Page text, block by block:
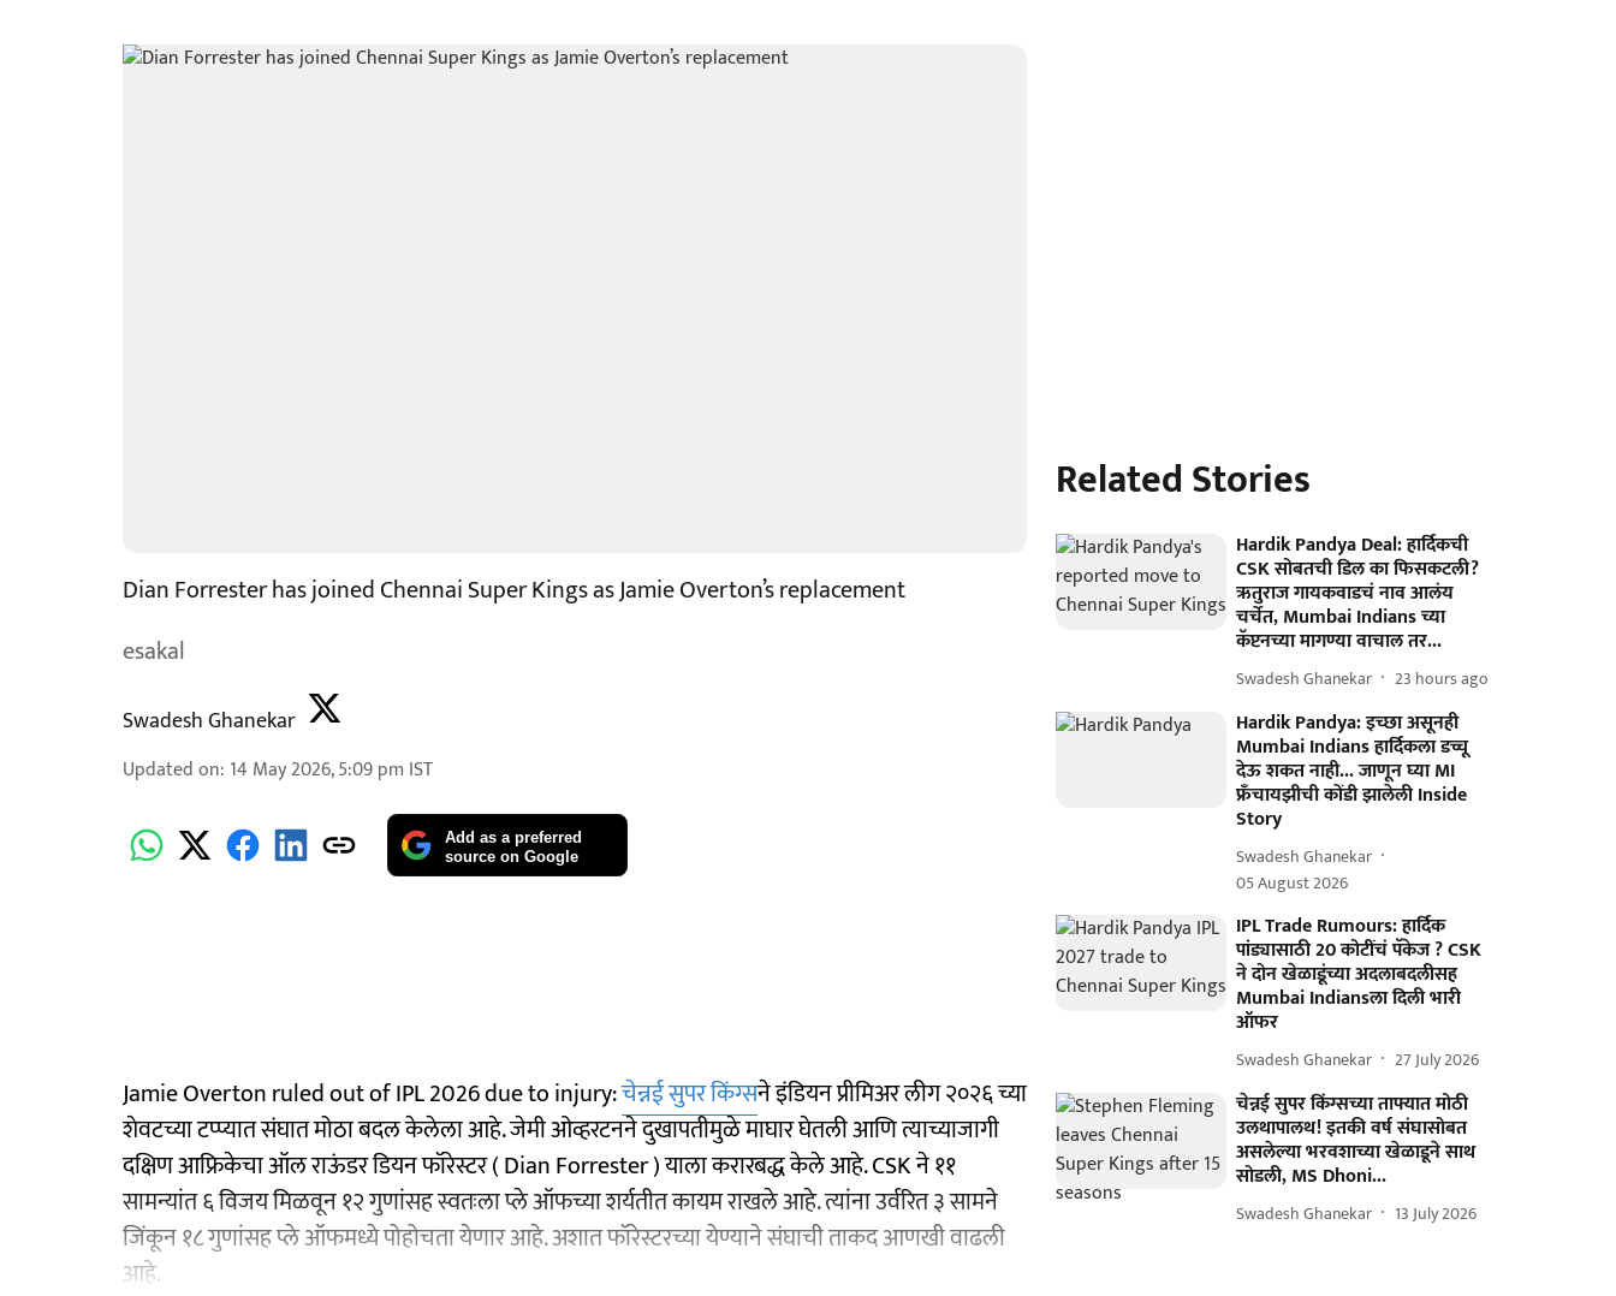
Dian Forrester has joined Chennai Super Kings as Jamie Overton’s replacement
esakal
Swadesh Ghanekar
Updated on: 14 May 2026, 5:09 pm IST
Add as a preferred
source on Google
Jamie Overton ruled out of IPL 2026 due to injury:चेन्नई सुपर किंग्सने इंडियन प्रीमिअर लीग २०२६ च्या
शेवटच्या टप्प्यात संघात मोठा बदल केलेला आहे. जेमी ओव्हरटनने दुखापतीमुळे माघार घेतली आणि त्याच्याजागी
दक्षिण आफ्रिकेचा ऑल राऊंडर डियन फॉरेस्टर ( Dian Forrester ) याला करारबद्ध केले आहे. CSK ने ११
सामन्यांत ६ विजय मिळवून १२ गुणांसह स्वतःला प्ले ऑफच्या शर्यतीत कायम राखले आहे. त्यांना उर्वरित ३ सामने
जिंकून १८ गुणांसह प्ले ऑफमध्ये पोहोचता येणार आहे. अशात फॉरेस्टरच्या येण्याने संघाची ताकद आणखी वाढली
आहे.
Related Stories
Hardik Pandya Deal: हार्दिकची
CSK सोबतची डिल का फिसकटली?
ऋतुराज गायकवाडचं नाव आलंय
चर्चेत, Mumbai Indians च्या
कॅप्टनच्या मागण्या वाचाल तर...
Swadesh Ghanekar 23 hours ago
Hardik Pandya: इच्छा असूनही
Mumbai Indians हार्दिकला डच्चू
देऊ शकत नाही... जाणून घ्या MI
फ्रँचायझीची कोंडी झालेली Inside
Story
Swadesh Ghanekar
05 August 2026
IPL Trade Rumours: हार्दिक
पांड्यासाठी 20 कोटींचं पॅकेज ? CSK
ने दोन खेळाडूंच्या अदलाबदलीसह
Mumbai Indiansला दिली भारी
ऑफर
Swadesh Ghanekar 27 July 2026
चेन्नई सुपर किंग्सच्या ताफ्यात मोठी
उलथापालथ! इतकी वर्ष संघासोबत
असलेल्या भरवशाच्या खेळाडूने साथ
सोडली, MS Dhoni...
Swadesh Ghanekar 13 July 2026